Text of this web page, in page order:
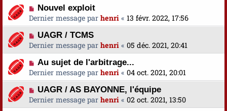
Nouvel exploit
Dernier message par henri « 13 févr. 2022, 17:56
UAGR / TCMS
Dernier message par henri « 05 déc. 2021, 20:41
Au sujet de l'arbitrage...
Dernier message par henri « 04 oct. 2021, 20:01
UAGR / AS BAYONNE, l'équipe
Dernier message par henri « 02 oct. 2021, 13:50